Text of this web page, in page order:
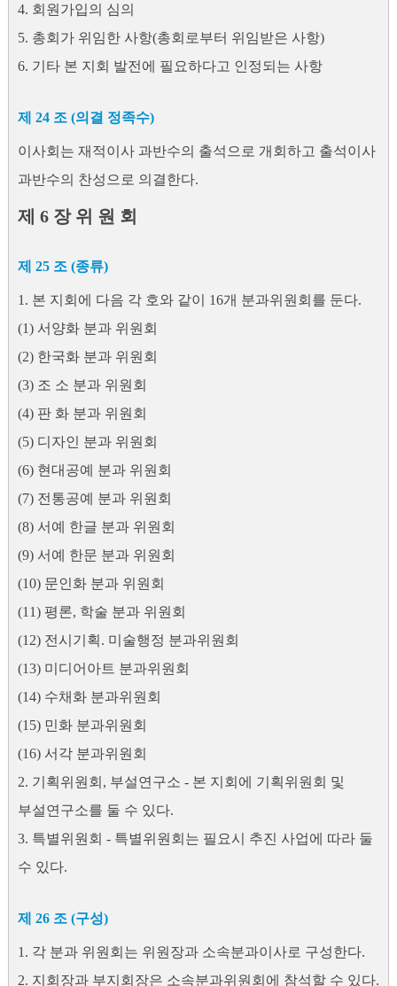
4. 회원가입의 심의
5. 총회가 위임한 사항(총회로부터 위임받은 사항)
6. 기타 본 지회 발전에 필요하다고 인정되는 사항
제 24 조 (의결 정족수)
이사회는 재적이사 과반수의 출석으로 개회하고 출석이사
과반수의 찬성으로 의결한다.
제 6 장 위 원 회
제 25 조 (종류)
1. 본 지회에 다음 각 호와 같이 16개 분과위원회를 둔다.
(1) 서양화 분과 위원회
(2) 한국화 분과 위원회
(3) 조 소 분과 위원회
(4) 판 화 분과 위원회
(5) 디자인 분과 위원회
(6) 현대공예 분과 위원회
(7) 전통공예 분과 위원회
(8) 서예 한글 분과 위원회
(9) 서예 한문 분과 위원회
(10) 문인화 분과 위원회
(11) 평론, 학술 분과 위원회
(12) 전시기획. 미술행정 분과위원회
(13) 미디어아트 분과위원회
(14) 수채화 분과위원회
(15) 민화 분과위원회
(16) 서각 분과위원회
2. 기획위원회, 부설연구소 - 본 지회에 기획위원회 및
부설연구소를 둘 수 있다.
3. 특별위원회 - 특별위원회는 필요시 추진 사업에 따라 둘
수 있다.
제 26 조 (구성)
1. 각 분과 위원회는 위원장과 소속분과이사로 구성한다.
2. 지회장과 부지회장은 소속분과위원회에 참석할 수 있다.